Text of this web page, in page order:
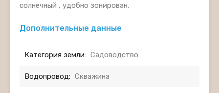
солнечный , удобно зонирован.
Дополнительные данные
Категория земли: Садоводство
Водопровод: Скважина